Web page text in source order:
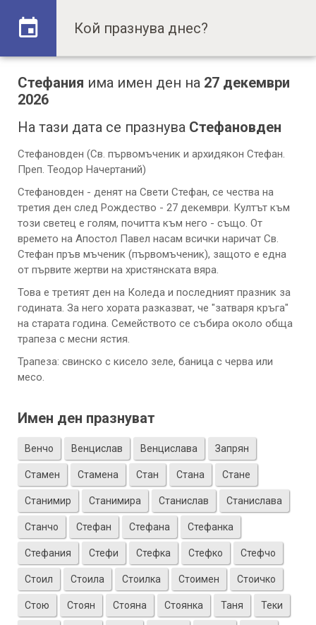
Стефания има имен ден на 27 декември
2026
На тази дата се празнува Стефановден
Стефановден (Св. първомъченик и архидякон Стефан.
Преп. Теодор Начертаний)
Стефановден - денят на Свети Стефан, се чества на
третия ден след Рождество - 27 декември. Култът към
този светец е голям, почитта към него - също. От
времето на Апостол Павел насам всички наричат Св.
Стефан пръв мъченик (първомъченик), защото е една
от първите жертви на христянската вяра.
Това е третият ден на Коледа и последният празник за
годината. За него хората разказват, че "затваря кръга"
на старата година. Семейството се събира около обща
трапеза с месни ястия.
Трапеза: свинско с кисело зеле, баница с черва или
месо.
Имен ден празнуват
Венчо Венцислав Венцислава Запрян
Стамен Стамена Стан Стана Стане
Станимир Станимира Станислав Станислава
Станчо Стефан Стефана Стефанка
Стефания Стефи Стефка Стефко Стефчо
Стоил Стоила Стоилка Стоимен Стоичко
Стою Стоян Стояна Стоянка Таня Теки